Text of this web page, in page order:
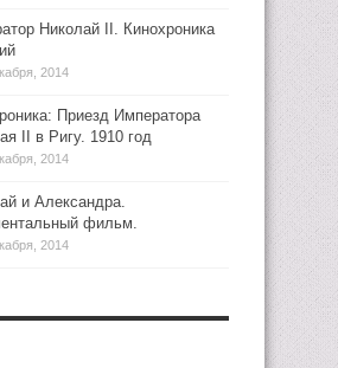
Николай II. Кинохроника
2014
Приезд Императора
II в Ригу. 1910 год
2014
и Александра.
фильм.
2014